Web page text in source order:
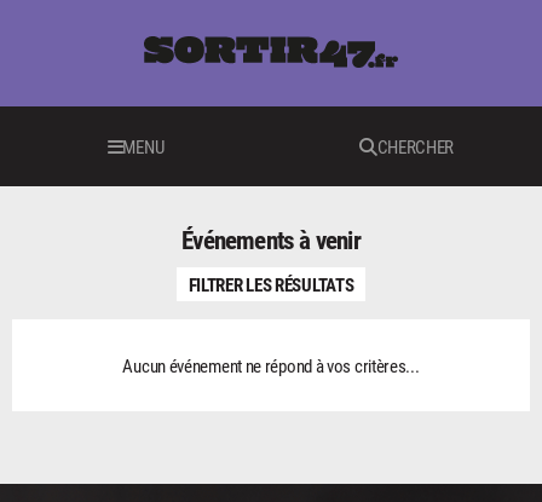
MENU CHERCHER
Événements à venir
Aucun événement ne répond à vos critères...
FILTRER LES RÉSULTATS